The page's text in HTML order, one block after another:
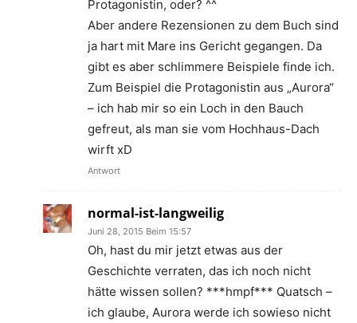
Protagonistin, oder? ^^
Aber andere Rezensionen zu dem Buch sind
ja hart mit Mare ins Gericht gegangen. Da
gibt es aber schlimmere Beispiele finde ich.
Zum Beispiel die Protagonistin aus „Aurora“
– ich hab mir so ein Loch in den Bauch
gefreut, als man sie vom Hochhaus-Dach
wirft xD
Antwort
normal-ist-langweilig
Juni 28, 2015 Beim 15:57
Oh, hast du mir jetzt etwas aus der
Geschichte verraten, das ich noch nicht
hätte wissen sollen? ***hmpf*** Quatsch –
ich glaube, Aurora werde ich sowieso nicht